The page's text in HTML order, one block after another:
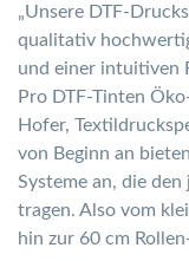
„Unsere DTF-
qualitativ
und einer intuitiven
Pro DTF-Tinten
Hofer,
von Beginn an
Systeme an, die
tragen. Also vom
hin zur 60 cm